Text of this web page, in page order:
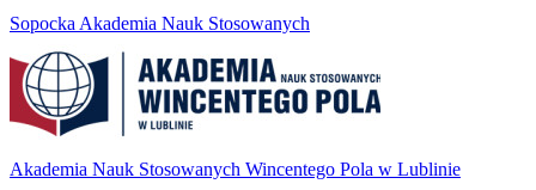
Sopocka Akademia Nauk Stosowanych
Akademia Nauk Stosowanych Wincentego Pola w Lublinie